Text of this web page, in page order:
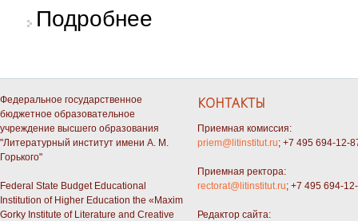
Подробнее
Федеральное государственное
бюджетное образовательное
учреждение высшего образования
"Литературный институт имени А. М.
Горького"
Federal State Budget Educational
Institution of Higher Education the «Maxim
Gorky Institute of Literature and Creative
КОНТАКТЫ
Приемная комиссия:
priem@litinstitut.ru; +7 495 694-12-
Приемная ректора:
rectorat@litinstitut.ru; +7 495 694-
Редактор сайта: